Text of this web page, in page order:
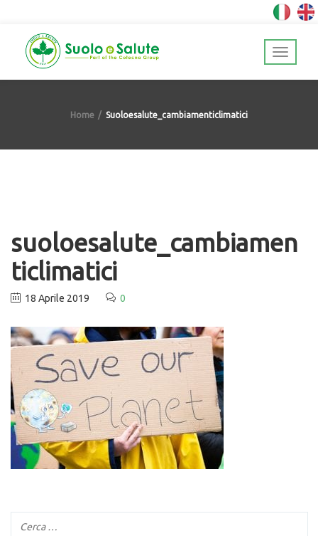
Home Suoloesalute_cambiamenticlimatici
suoloesalute_cambiamen
ticlimatici
18 Aprile 2019 0